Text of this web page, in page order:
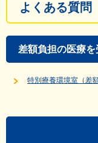
よくある質問
差額負担の医療を
特別療養環境室（差